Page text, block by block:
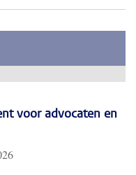
voor advocaten en